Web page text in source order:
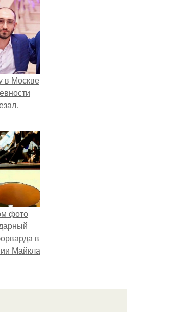
в Москве
фото
в
Майкла
вызов